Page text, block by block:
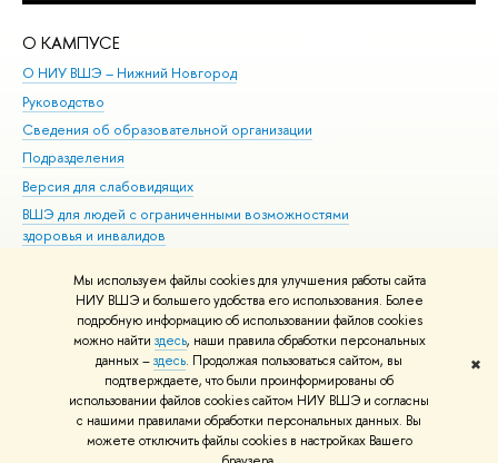
Мы используем файлы cookies для улучшения работы сайта
НИУ ВШЭ и большего удобства его использования. Более
подробную информацию об использовании файлов cookies
можно найти здесь, наши правила обработки персональных
данных –здесь. Продолжая пользоваться сайтом, вы
подтверждаете, что были проинформированы об
использовании файлов cookies сайтом НИУ ВШЭ и согласны
с нашими правилами обработки персональных данных. Вы
можете отключить файлы cookies в настройках Вашего
✖
О КАМПУСЕ
О НИУ ВШЭ – Нижний Новгород
Руководство
Сведения об образовательной организации
Подразделения
Версия для слабовидящих
ВШЭ для людей с ограниченными возможностями
здоровья и инвалидов
© НИУ ВШЭ 1993–2026 Адреса и контакты Условия использования
материалов Политика конфиденциальности Карта сайта
Шрифты HSE Sans и HSE Slab разработаны вШколе дизайна НИУ ВШЭ